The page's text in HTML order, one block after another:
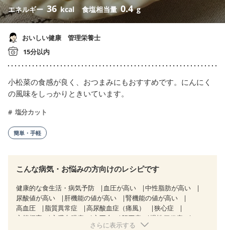
エネルギー 36 kcal 食塩相当量0.4 g
おいしい健康 管理栄養士
15分以内
小松菜の食感が良く、おつまみにもおすすめです。にんにく
の風味をしっかりときいています。
塩分カット
簡単・手軽
こんな病気・お悩みの方向けのレシピです
健康的な食生活・病気予防 血圧が高い
中性脂肪が高い
尿酸値が高い
肝機能の値が高い
腎機能の値が高い
高血圧
脂質異常症 高尿酸血症（痛風）
狭心症
心筋梗塞
心臓弁膜症 心不全 胆石症
慢性便秘症
さらに表示する